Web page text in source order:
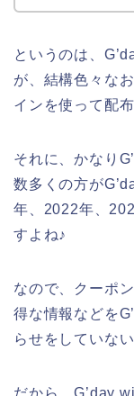
というのは、
が、結構色々な
インを使って配
それに、かなり
数多くの方が
年、2022年、
すよね♪
なので、クーポ
得な情報などを
らせをしていな
だから、G’day